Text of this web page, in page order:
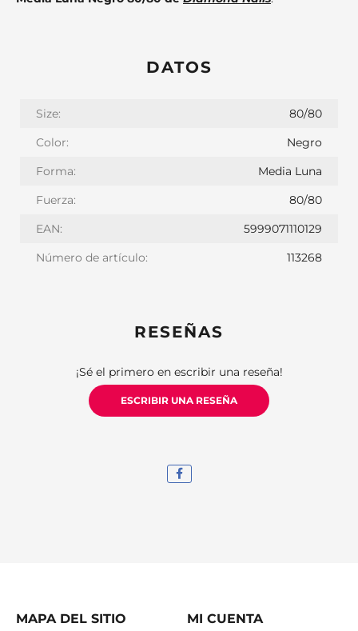
DATOS
Size:
80/80
Color:
Negro
Forma:
Media Luna
Fuerza:
80/80
EAN:
5999071110129
Número de artículo:
113268
RESEÑAS
¡Sé el primero en escribir una reseña!
ESCRIBIR UNA RESEÑA
MAPA DEL SITIO MI CUENTA